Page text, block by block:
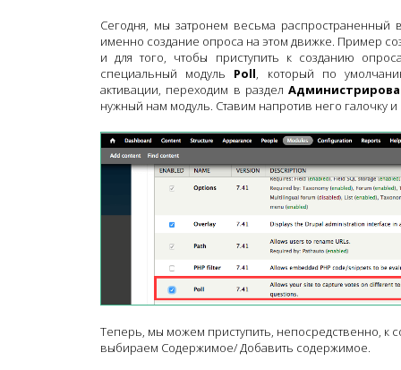
Сегодня, мы затронем весьма распространенный
именно создание опроса на этом движке. Пример
и для того, чтобы приступить к созданию
специальный модуль Poll, который по
активации, переходим в раздел
нужный нам модуль. Ставим напротив него галочку
Теперь, мы можем приступить, непосредственно, к
выбираем Содержимое/ Добавить содержимое.